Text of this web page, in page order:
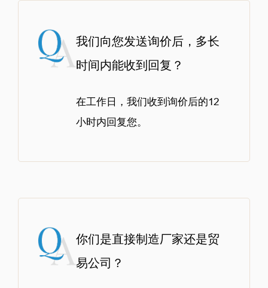
我们向您发送询价后，多长
时间内能收到回复？
在工作日，我们收到询价后的12
小时内回复您。
你们是直接制造厂家还是贸
易公司？